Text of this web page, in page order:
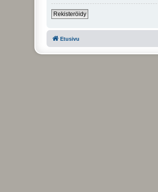
Rekisteröidy
Etusivu